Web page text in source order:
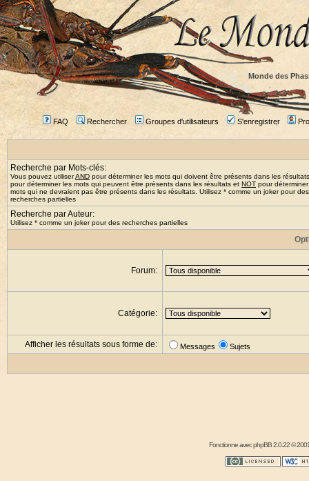
Monde des
FAQ Rechercher Groupes d'utilisateurs S'enregistrer
Recherche par Mots-clés:
Vous pouvez utiliserAND pour déterminer les mots qui doivent être présents dans les
pour déterminer les mots qui peuvent être présents dans les résultats et NOT pour
mots qui ne devraient pas être présents dans les résultats. Utilisez * comme un joker pour des
recherches partielles
Recherche par Auteur:
Utilisez * comme un joker pour des recherches partielles
Forum:
Catégorie:
Afficher les résultats sous forme de: Messages Sujets
Fonctionne avecphpBB2.0.22 ©